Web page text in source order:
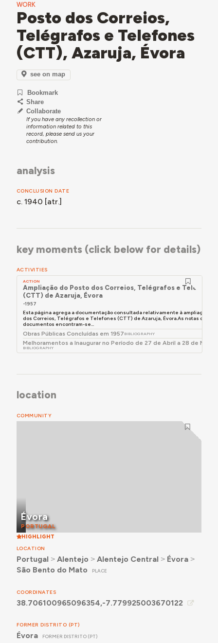
WORK
Posto dos Correios,
Telégrafos e Telefones
(CTT), Azaruja, Évora
see on map
Bookmark
Share
Collaborate
If you have any recollection or
information related to this
record, please send us your
contribution.
analysis
CONCLUSION DATE
c. 1940 [atr.]
key moments (click below for details)
ACTIVITIES
ACTION
Ampliação do Posto dos Correios, Telégrafos e Telefones
(CTT) de Azaruja, Évora
-1957
Esta página agrega a documentação consultada relativamente à ampliação do
dos Correios, Telégrafos e Telefones (CTT) de Azaruja, Évora.As notas de
documentos encontram-se...
Obras Públicas Concluídas em 1957 BIBLIOGRAPHY
Melhoramentos a Inaugurar no Período de 27 de Abril a 28 de Maio
BIBLIOGRAPHY
location
COMMUNITY
Évora
PORTUGAL
HIGHLIGHT
LOCATION
Portugal ˃ Alentejo ˃ Alentejo Central ˃ Évora˃
São Bento do Mato
PLACE
COORDINATES
38.706100965096354,-7.779925003670122
FORMER DISTRITO (PT)
Évora FORMER DISTRITO (PT)